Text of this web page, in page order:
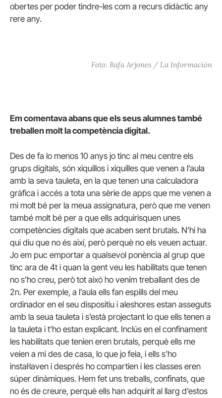
obertes per poder tindre-les com a recurs didàctic any
rere any.
Foto: Rafa Arjones / La Información
Em comentava abans que els seus alumnes també
treballen molt la competència digital.
Des de fa lo menos 10 anys jo tinc al meu centre els
grups digitals, són xiquillos i xiquilles que venen a l’aula
amb la seva tauleta, en la que tenen una calculadora
gràfica i accés a tota una sèrie de apps que me venen a
mi molt bé per la meua assignatura, però que me venen
també molt bé per a que ells adquirisquen unes
competències digitals que acaben sent brutals. N’hi ha
qui diu que no és així, però perquè no els veuen actuar.
Jo em puc emportar a qualsevol ponència al grup que
tinc ara de 4t i quan la gent veu les habilitats que tenen
no s’ho creu, però tot això ho venim treballant des de
2n. Per exemple, a l’aula ells fan espills del meu
ordinador en el seu dispositiu i aleshores estan asseguts
amb la seua tauleta i s’està projectant lo que ells tenen a
la tauleta i t’ho estan explicant. Inclús en el confinament
les habilitats que tenien eren brutals, perquè ells me
veien a mi des de casa, lo que jo feia, i ells s’ho
instal·laven i després ho compartien i les classes eren
súper dinàmiques. Hem fet uns treballs, confinats, que
no és de creure, perquè ells han adquirit al llarg d’estos